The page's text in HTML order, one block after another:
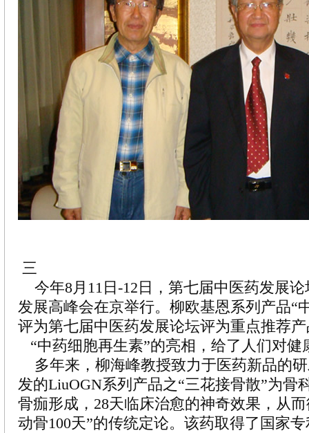
三
今年8月11日-12日，第七届中医药发展
发展高峰会在京举行。柳欧基恩系列产品“
评为第七届中医药发展论坛评为重点推荐
“中药细胞再生素”的亮相，给了人们对健
多年来，柳海峰教授致力于医药新品的
发的LiuOGN系列产品之“三花接骨散”为骨
骨痂形成，28天临床治愈的神奇效果，从
动骨100天”的传统定论。该药取得了国家